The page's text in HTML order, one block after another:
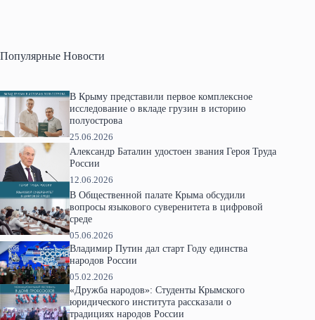
Популярные Новости
В Крыму представили первое комплексное
исследование о вкладе грузин в историю
полуострова
25.06.2026
Александр Баталин удостоен звания Героя Труда
России
12.06.2026
В Общественной палате Крыма обсудили
вопросы языкового суверенитета в цифровой
среде
05.06.2026
Владимир Путин дал старт Году единства
народов России
05.02.2026
«Дружба народов»: Студенты Крымского
юридического института рассказали о
традициях народов России